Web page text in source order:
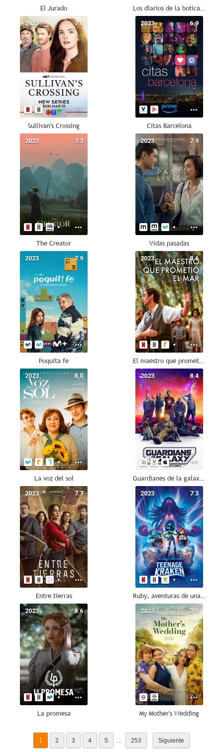
El Jurado Los diarios de la boticaria
7.6
2023
Sullivan's Crossing
6.9
2023
Citas Barcelona
7.3
2023
The Creator
7.9
2023
Vidas pasadas
7.9
2023
Poquita fe
8.6
2023
El maestro que prometió el mar
8.0
2023
La voz del sol
8.4
2023
Guardianes de la galaxia Vol. 3
7.7
2023
Entre tierras
7.3
2023
Ruby, aventuras de una kraken adolescente
8.6
2023
La promesa
3.5
2023
My Mother's Wedding
1 2 3 4 5 ... 253 Siguiente